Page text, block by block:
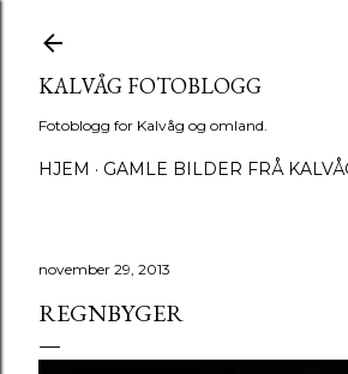
KALVÅG FOTOBLOGG
Fotoblogg for Kalvåg og omland.
HJEM GAMLE BILDER FRÅ
november 29, 2013
REGNBYGER